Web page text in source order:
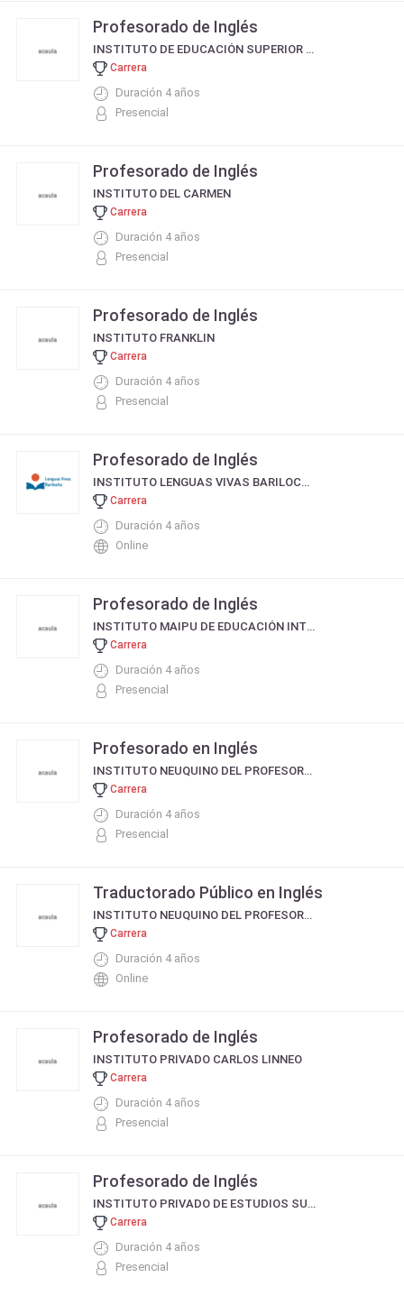
Profesorado de Inglés
INSTITUTO DE EDUCACIÓN SUPERIOR "RCA DE ENTRE RÍOS" - MARÍA GRANDE
Carrera
Duración 4 años
Presencial
Profesorado de Inglés
INSTITUTO DEL CARMEN
Carrera
Duración 4 años
Presencial
Profesorado de Inglés
INSTITUTO FRANKLIN
Carrera
Duración 4 años
Presencial
Profesorado de Inglés
INSTITUTO LENGUAS VIVAS BARILOCHE
Carrera
Duración 4 años
Online
Profesorado de Inglés
INSTITUTO MAIPU DE EDUCACIÓN INTEGRAL - IMEI
Carrera
Duración 4 años
Presencial
Profesorado en Inglés
INSTITUTO NEUQUINO DEL PROFESORADO DE INGLÉS INPI
Carrera
Duración 4 años
Presencial
Traductorado Público en Inglés
INSTITUTO NEUQUINO DEL PROFESORADO DE INGLÉS INPI
Carrera
Duración 4 años
Online
Profesorado de Inglés
INSTITUTO PRIVADO CARLOS LINNEO
Carrera
Duración 4 años
Presencial
Profesorado de Inglés
INSTITUTO PRIVADO DE ESTUDIOS SUPERIORES DE MISIONES - IPESMI
Carrera
Duración 4 años
Presencial